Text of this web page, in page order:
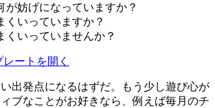
が妨げになっていますか？
くいっていますか？
くいっていませんか？
ートを開く
い出発点になるはずだ。もう少し遊び心が
ブなことがお好きなら、例えば毎月のチ